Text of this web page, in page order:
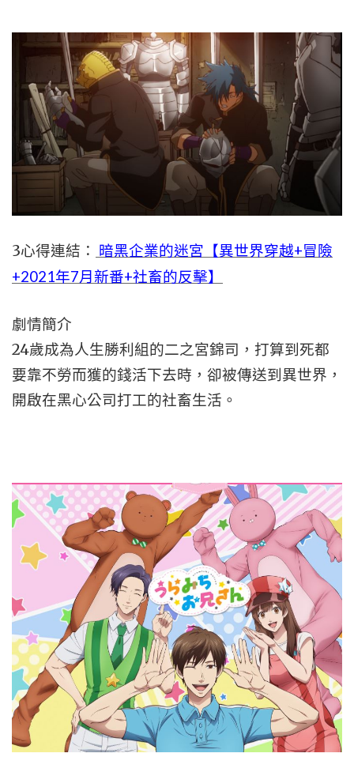
3心得連結： 暗黑企業的迷宮【異世界穿越+冒險
+2021年7月新番+社畜的反擊】
劇情簡介
24歲成為人生勝利組的二之宮錦司，打算到死都
要靠不勞而獲的錢活下去時，卻被傳送到異世界，
開啟在黑心公司打工的社畜生活。